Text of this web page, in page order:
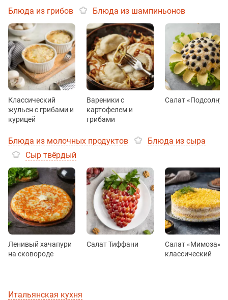
Блюда из грибов Блюда из шампиньонов
Классический
жульен с грибами и
курицей
Вареники с
картофелем и
грибами
Салат
Блюда из молочных продуктов
Блюда из сыра
Сыр твёрдый
Ленивый хачапури
на сковороде
Салат Тиффани
Салат «Мимоза»
классический
Итальянская кухня